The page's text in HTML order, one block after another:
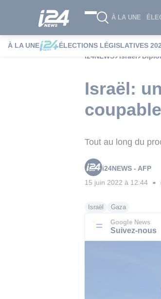
À LA UNE
À LA UNE ÉLECTIONS LÉGISLATIVES
i24NEWS
Israël
Israël:
Tout au long du
i24NEWS - AFP
15 juin 2022 à 12:44 ■
Israël Gaza
Google News
Suivez-nous